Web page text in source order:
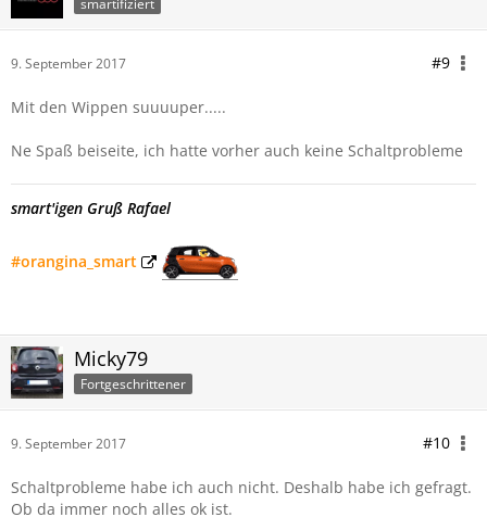
9. September 2017 #9
Mit den Wippen suuuuper.....
Ne Spaß beiseite, ich hatte vorher auch keine Schaltprobleme
smart'igen Gruß Rafael
#orangina_smart
Micky79
Fortgeschrittener
9. September 2017 #10
Schaltprobleme habe ich auch nicht. Deshalb habe ich gefragt.
Ob da immer noch alles ok ist.